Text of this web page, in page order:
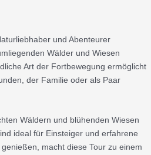
und Abenteurer
Wälder und Wiesen
Art der Fortbewegung ermöglicht
der Familie oder als Paar
Wäldern und blühenden Wiesen
ideal für Einsteiger und erfahrene
macht diese Tour zu einem